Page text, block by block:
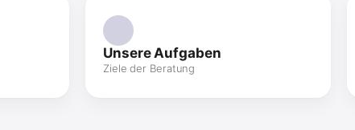
Unsere Aufgaben
Ziele der Beratung